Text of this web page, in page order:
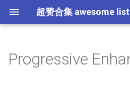
超赞合集 awesome
Node.js
JavaScript
Critical-Path Tools
Relay
Tips
Progressive Enhancement
Flask
大学课程
大数据
论文精选
免费编程书籍
Sublime Text
游戏开发
Quick Look Plugins
Science Fiction
Database
Creative Commons Media
CLI Workshoppers
应用安全
Robotics
Open Companies
Slack
软件定义网络
比特币
JSON
Progressive